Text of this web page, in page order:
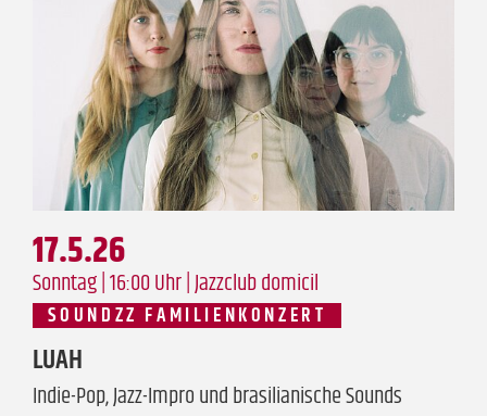
LUAH
17.5.26
Sonntag | 16:00 Uhr |Jazzclub domicil
SOUNDZZ FAMILIENKONZERT
Indie-Pop, Jazz-Impro und brasilianische Sounds